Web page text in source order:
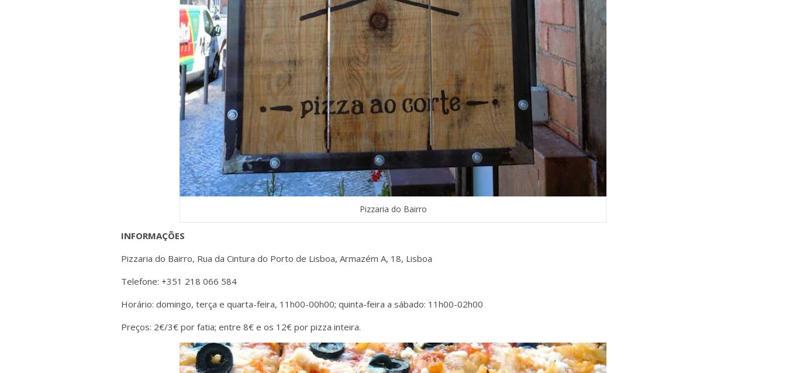
Pizzaria do Bairro
INFORMAÇÕES
Pizzaria do Bairro, Rua da Cintura do Porto de Lisboa, Armazém A, 18, Lisboa
Telefone: +351 218 066 584
Horário: domingo, terça e quarta-feira, 11h00-00h00; quinta-feira a sábado: 11h00-02h00
Preços: 2€/3€ por fatia; entre 8€ e os 12€ por pizza inteira.